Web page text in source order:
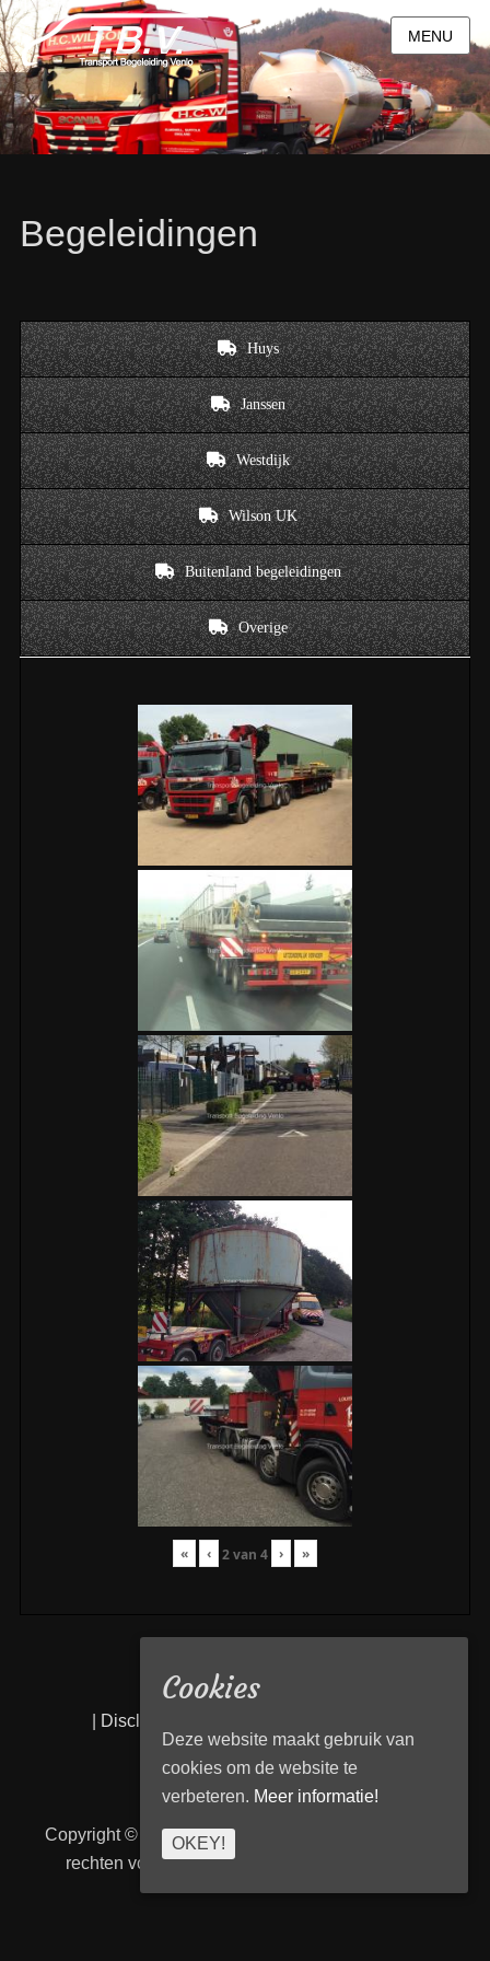
MENU
Begeleidingen
Huys
Janssen
Westdijk
Wilson UK
Buitenland begeleidingen
Overige
« ‹ 2van 4 › »
Disclaimer
Copyright © 2026Transport Begeleiding Venlo
rechten voorbehouden. | TBVenlo door
Cookies
Deze website maakt gebruik van
cookies om de website te
verbeteren. Meer informatie!
OKEY!